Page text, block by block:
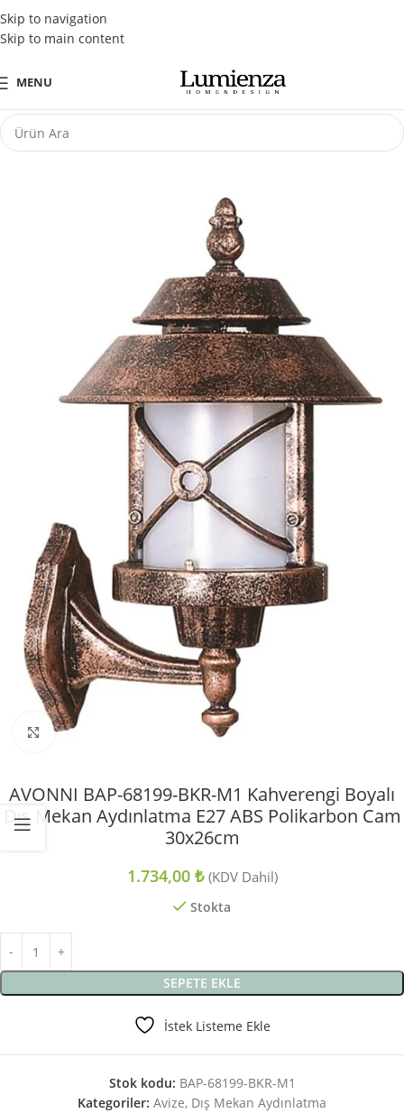
Skip to navigation
Skip to main content
Tüm Kredi Kartlarına Peşin Fiyatına 3 Taksit Fırsatı
MENU
Büyütmek için tıklayın
AVONNI BAP-68199-BKR-M1 Kahverengi Boyalı
Dış Mekan Aydınlatma E27 ABS Polikarbon Cam
30x26cm
1.734,00 ₺ (KDV Dahil)
Stokta
SEPETE EKLE
İstek Listeme Ekle
Stok kodu: BAP-68199-BKR-M1
Kategoriler: Avize, Dış Mekan Aydınlatma